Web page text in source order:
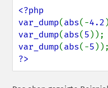
<?php
var_dump(abs(-4.2
var_dump(abs(5
var_dump(abs(-5
?>